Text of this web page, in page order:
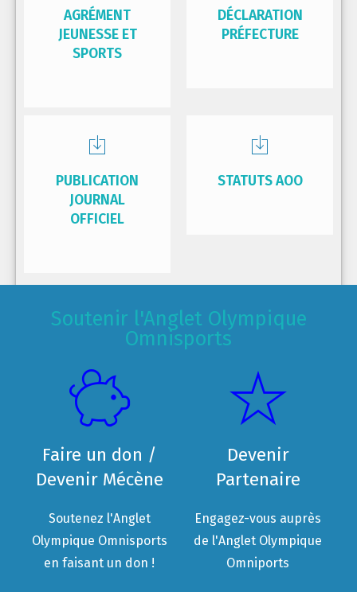
AGRÉMENT
JEUNESSE ET
SPORTS
DÉCLARATION
PRÉFECTURE
PUBLICATION
JOURNAL
OFFICIEL
STATUTS AOO
Soutenir l'Anglet Olympique
Omnisports
Faire un don /
Devenir Mécène
Soutenez l'Anglet
Olympique Omnisports
en faisant un don !
Devenir
Partenaire
Engagez-vous auprès
de l'Anglet Olympique
Omniports